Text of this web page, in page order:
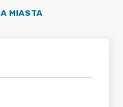
MIASTA